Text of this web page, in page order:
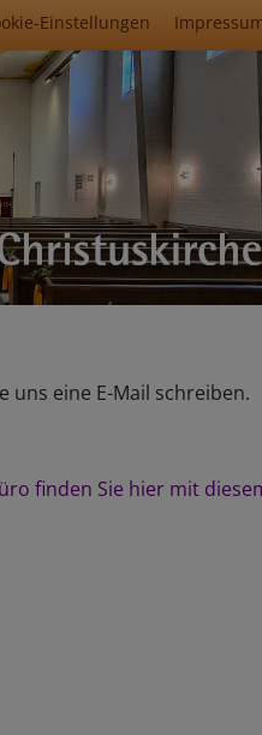
Einstellungen
eine E-Mail schreiben.
finden Sie hier mit